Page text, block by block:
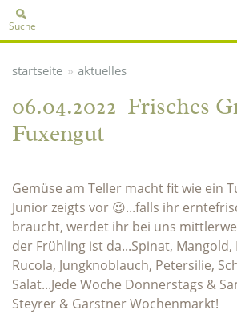
Suche
startseite » aktuelles
06.04.2022_Frisches
Fuxengut
Gemüse am Teller macht fit wie ein
Junior zeigts vor 😉...falls ihr
braucht, werdet ihr bei uns
der Frühling ist da...Spinat, Mangold,
Rucola, Jungknoblauch, Petersilie,
Salat...Jede Woche Donnerstags &
Steyrer & Garstner Wochenmarkt!